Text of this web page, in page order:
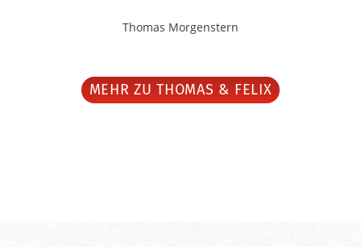
Thomas Morgenstern
MEHR ZU THOMAS & FELIX